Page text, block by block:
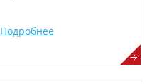
Подробнее